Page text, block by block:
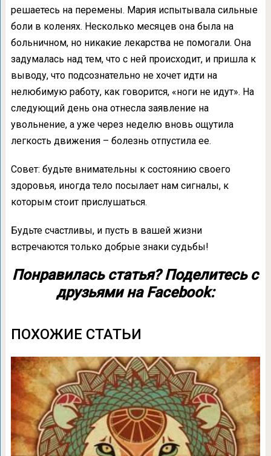
решаетесь на перемены. Мария испытывала сильные
боли в коленях. Несколько месяцев она была на
больничном, но никакие лекарства не помогали. Она
задумалась над тем, что с ней происходит, и пришла к
выводу, что подсознательно не хочет идти на
нелюбимую работу, как говорится, «ноги не идут». На
следующий день она отнесла заявление на
увольнение, а уже через неделю вновь ощутила
легкость движения – болезнь отпустила ее.
Совет: будьте внимательны к состоянию своего
здоровья, иногда тело посылает нам сигналы, к
которым стоит прислушаться.
Будьте счастливы, и пусть в вашей жизни
встречаются только добрые знаки судьбы!
Понравилась статья? Поделитесь с
друзьями на Facebook:
ПОХОЖИЕ СТАТЬИ